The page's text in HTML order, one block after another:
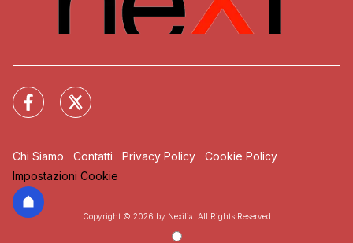
Chi Siamo Contatti Privacy Policy
Cookie Policy
Impostazioni Cookie
Copyright © 2026 by Nexilia. All Rights Reserved